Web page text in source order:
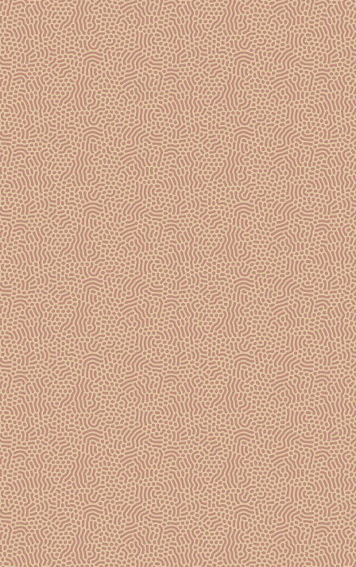
Mise en bouteille à la fin du printemps suivant les
vendanges. Vieillissement en caves de minimum 11
ans afin d’assurer une structure aromatique
suffisamment riche pour être sublimée par un dosage
extra-dry, choisi avec précision, pour maintenir
l’équilibre entre fraîcheur et fruité sans masquer le
caractère du vin et sa pureté.
VOIR LA FICHE CUVÉE
Présentation de la cuvée par notre
Chef de Caves